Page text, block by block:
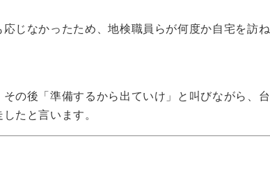
じなかったため、地検職員らが何度か自宅を訪ね
の後「準備するから出ていけ」と叫びながら、台
たと言います。